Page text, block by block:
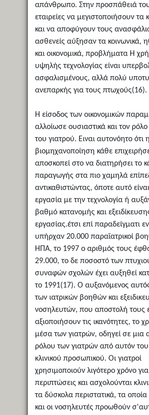
απάνθρωπο. Στην προσπάθειά
εταιρείες να μεγιστοποιήσουν τα
και να αποφύγουν τους
ασθενείς αύξησαν τα κοινωνικά,
και οικονομικά, προβλήματα Η
υψηλής τεχνολογίας είναι
ασφαλισμένους, αλλά πολύ
ανεπαρκής για τους πτωχούς(16).
Η είσοδος των οικονομικών
αλλοίωσε ουσιαστικά και τον
του γιατρού. Ειναι αυτονόητο ότι η
βιομηχανοποίηση κάθε
αποσκοπεί στο να διατηρήσει το
παραγωγής στα πιο χαμηλά
αντικαθιστώντας, όποτε αυτό
εργασία με την τεχνολογία ή
βαθμό κατανομής και
εργασίας.έτσι επί παραδείγματι
υπήρχαν 20.000 παραϊατρικοί
ΗΠΑ, το 1997 ο αριθμός τους
29.000, το δε ποσοστό των
συναφών σχολών έχει αυξηθεί
το 1991(17). Ο αυξανόμενος
των ιατρικών βοηθών και
νοσηλευτών, που αποστολή τους
αξιοποιήσουν τις ικανότητες, το
μέσα των γιατρών, οδηγεί σε μια
ρόλου των γιατρών από αυτόν
κλινικού προσωπικού. Οι γιατροί
χρησιμοποιούν λιγότερο χρόνο
περιπτώσεις και ασχολούνται
τα δύσκολα περιστατικά, τα οποία
και οι νοσηλευτές προωθούν